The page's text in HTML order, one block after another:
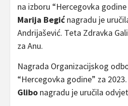
na izboru “Hercegovka godine
Marija Begićnagradu je
Andrijašević. Teta Zdravka
za Anu.
Nagrada Organizacijskog
“Hercegovka godine” za 2023.
Glibo nagradu je uručila